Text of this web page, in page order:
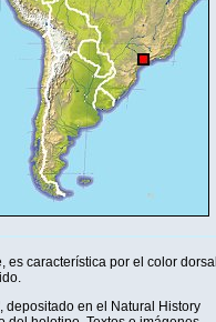
es característica por el color dorsal
depositado en el Natural History